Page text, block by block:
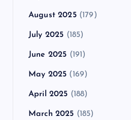
August 2025(179)
July 2025 (185)
June 2025 (191)
May 2025 (169)
April 2025 (188)
March 2025 (185)